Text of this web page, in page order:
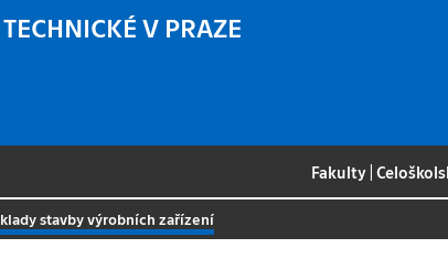
V PRAZE
Fakulty |
stavby výrobních zařízení